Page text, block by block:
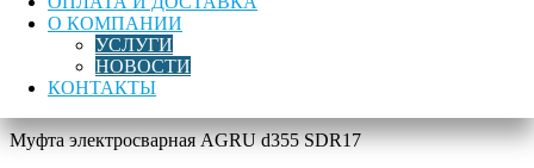
О КОМПАНИИ
УСЛУГИ
НОВОСТИ
КОНТАКТЫ
Муфта электросварная AGRU d355 SDR17 с доставкой в
любой регион России можно на нашем сайте.
для связи:info@trub-remont.ru
Муфта электросварная AGRU d355 SDR17